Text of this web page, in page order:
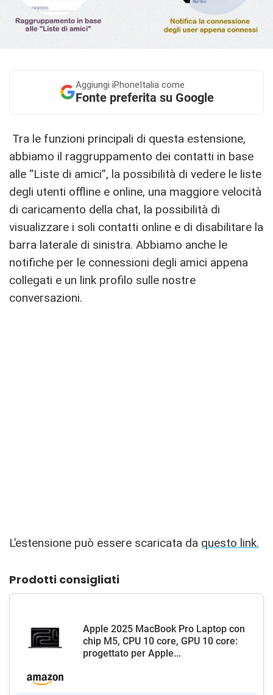
Aggiungi iPhoneItalia come
Fonte preferita su Google
Tra le funzioni principali di questa estensione,
abbiamo il raggruppamento dei contatti in base
alle “Liste di amici”, la possibilità di vedere le liste
degli utenti offline e online, una maggiore velocità
di caricamento della chat, la possibilità di
visualizzare i soli contatti online e di disabilitare la
barra laterale di sinistra. Abbiamo anche le
notifiche per le connessioni degli amici appena
collegati e un link profilo sulle nostre
conversazioni.
L’estensione può essere scaricata da questo link.
Prodotti consigliati
Apple 2025 MacBook Pro Laptop con
chip M5, CPU 10 core, GPU 10 core:
progettato per Apple...